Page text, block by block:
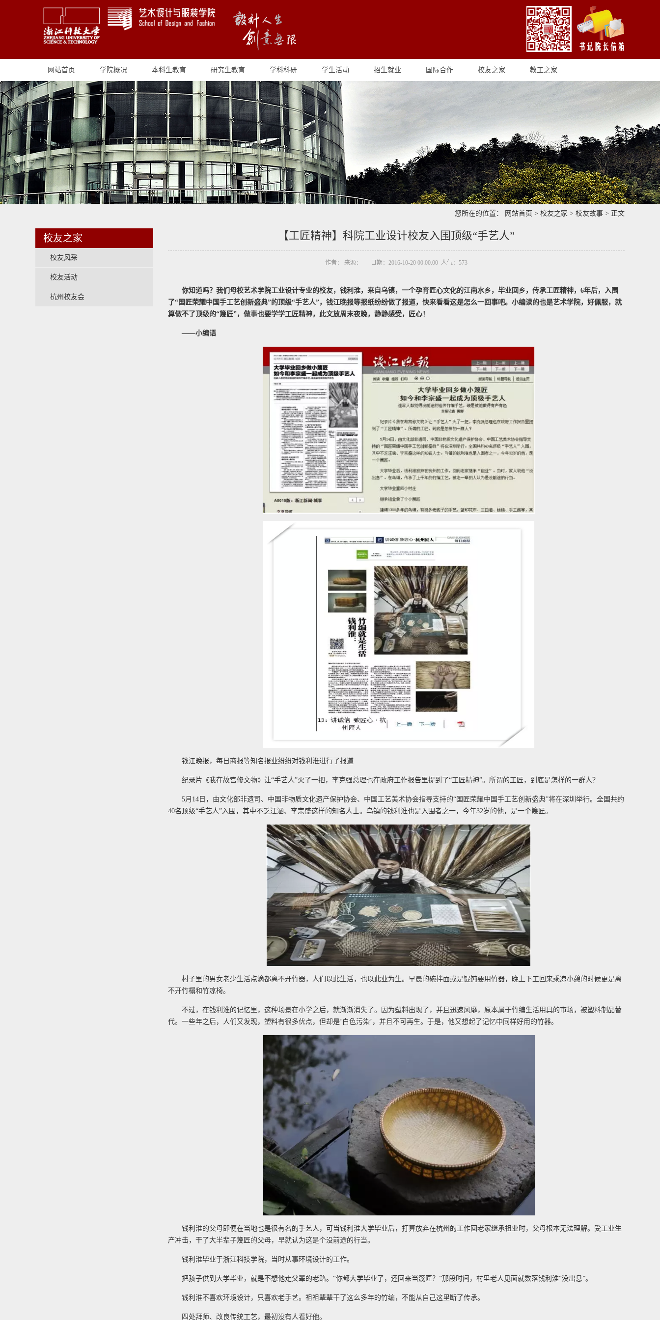
网站首页 学院概况 本科生教育 研究生教育 学科科研 学生活动 招生就业 国际合作 校友之家 教工之家
您所在的位置： 网站首页 > 校友之家 > 校友故事 > 正文
校友之家
校友风采
校友活动
杭州校友会
【工匠精神】科院工业设计校友入围顶级“手艺人”
作者： 来源： 日期：2016-10-20 00:00:00 人气： 573
你知道吗？我们母校艺术学院工业设计专业的校友，钱利淮，来自乌镇，一个孕育匠心文化的江南水乡，毕业回乡，传承工匠精神，6年后，入围
了“国匠荣耀中国手工艺创新盛典”的顶级“手艺人”，钱江晚报等报纸纷纷做了报道，快来看看这是怎么一回事吧。小编读的也是艺术学院，好佩服，就
算做不了顶级的“篾匠”，做事也要学学工匠精神，此文放周末夜晚，静静感受，匠心！
——小编语
钱江晚报，每日商报等知名报业纷纷对钱利淮进行了报道
纪录片《我在故宫修文物》让“手艺人”火了一把，李克强总理也在政府工作报告里提到了“工匠精神”。所谓的工匠，到底是怎样的一群人？
5月14日，由文化部非遗司、中国非物质文化遗产保护协会、中国工艺美术协会指导支持的“国匠荣耀中国手工艺创新盛典”将在深圳举行。全国共约
40名顶级“手艺人”入围，其中不乏汪涵、李宗盛这样的知名人士。乌镇的钱利淮也是入围者之一，今年32岁的他，是一个篾匠。
村子里的男女老少生活点滴都离不开竹器，人们以此生活，也以此业为生。早晨的碗拌面或是馄饨要用竹器，晚上下工回来乘凉小憩的时候更是离
不开竹榻和竹凉椅。
不过，在钱利淮的记忆里，这种场景在小学之后，就渐渐消失了。因为塑料出现了，并且迅速风靡，原本属于竹编生活用具的市场，被塑料制品替
代。一些年之后，人们又发现，塑料有很多优点，但却是‘白色污染’，并且不可再生。于是，他又想起了记忆中同样好用的竹器。
钱利淮的父母即便在当地也是很有名的手艺人，可当钱利淮大学毕业后，打算放弃在杭州的工作回老家继承祖业时，父母根本无法理解。受工业生
产冲击，干了大半辈子篾匠的父母，早就认为这是个没前途的行当。
钱利淮毕业于浙江科技学院，当时从事环境设计的工作。
把孩子供到大学毕业，就是不想他走父辈的老路。“你都大学毕业了，还回来当篾匠？”那段时间，村里老人见面就数落钱利淮“没出息”。
钱利淮不喜欢环境设计，只喜欢老手艺。祖祖辈辈干了这么多年的竹编，不能从自己这里断了传承。
四处拜师、改良传统工艺，最初没有人看好他。